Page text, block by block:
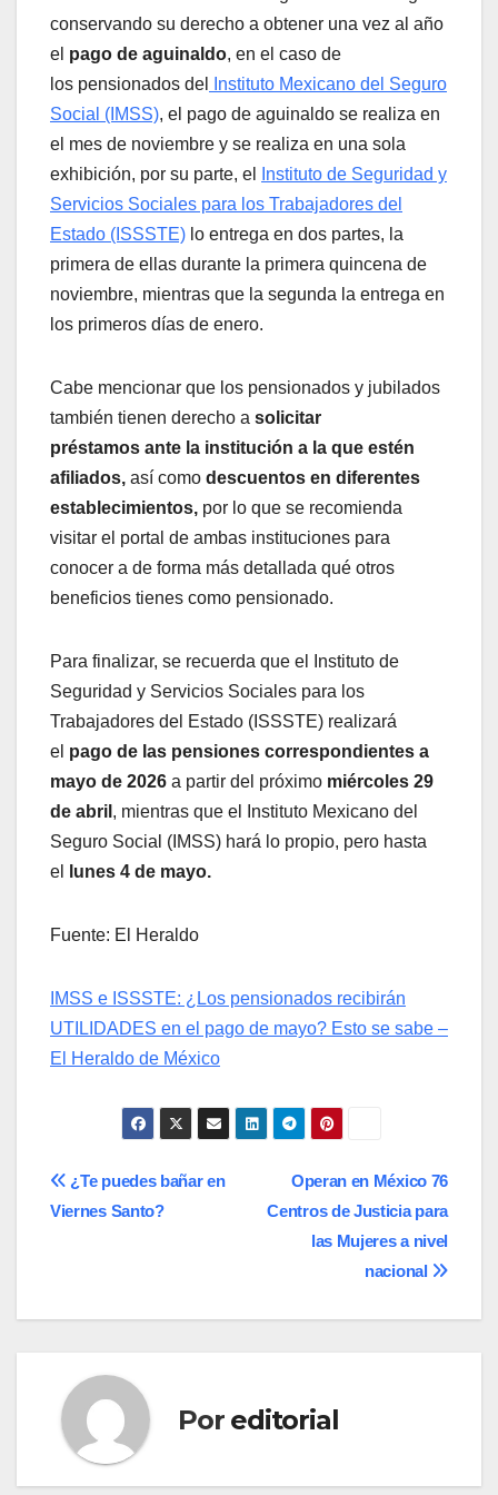
conservando su derecho a obtener una vez al año
el pago de aguinaldo, en el caso de
los pensionados del
Instituto Mexicano del Seguro
Social (IMSS), el pago de aguinaldo se realiza en
el mes de noviembre y se realiza en una sola
exhibición, por su parte, el
Instituto de Seguridad y
Servicios Sociales para los Trabajadores del
Estado (ISSSTE) lo entrega en dos partes, la
primera de ellas durante la primera quincena de
noviembre, mientras que la segunda la entrega en
los primeros días de enero.
Cabe mencionar que los pensionados y jubilados
también tienen derecho a solicitar
préstamos ante la institución a la que estén
afiliados, así como descuentos en diferentes
establecimientos, por lo que se recomienda
visitar el portal de ambas instituciones para
conocer a de forma más detallada qué otros
beneficios tienes como pensionado.
Para finalizar, se recuerda que el Instituto de
Seguridad y Servicios Sociales para los
Trabajadores del Estado (ISSSTE) realizará
el pago de las pensiones correspondientes a
mayo de 2026 a partir del próximo miércoles 29
de abril , mientras que el Instituto Mexicano del
Seguro Social (IMSS) hará lo propio, pero hasta
el
lunes 4 de mayo.
Fuente: El Heraldo
IMSS e ISSSTE: ¿Los pensionados recibirán
UTILIDADES en el pago de mayo? Esto se sabe –
El Heraldo de México
Navegación
Operan en México 76
Centros de Justicia para
las Mujeres a nivel
nacional
¿Te puedes bañar en
Viernes Santo?
Por editorial